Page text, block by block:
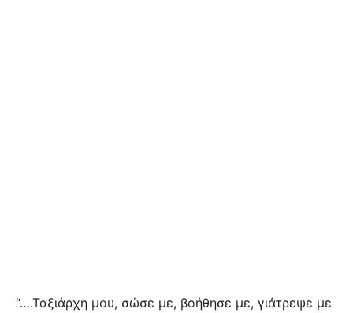
“….Ταξιάρχη μου, σώσε με, βοήθησε με, γιάτρεψε με